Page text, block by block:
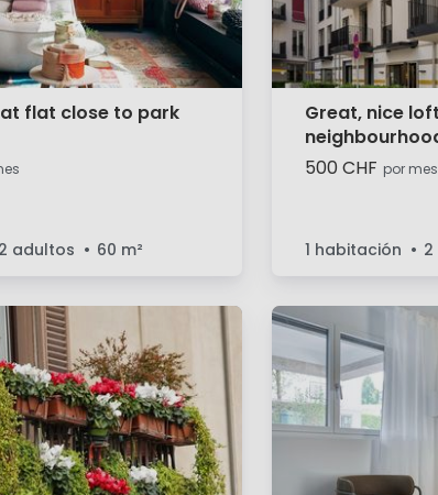
flat close to park
2 adultos 60 m²
Great, nice
500 CHF por mes
1 habitación